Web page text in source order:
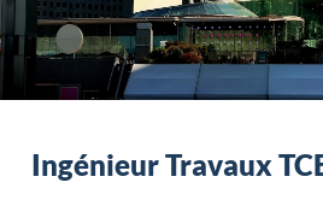
Ingénieur Travaux